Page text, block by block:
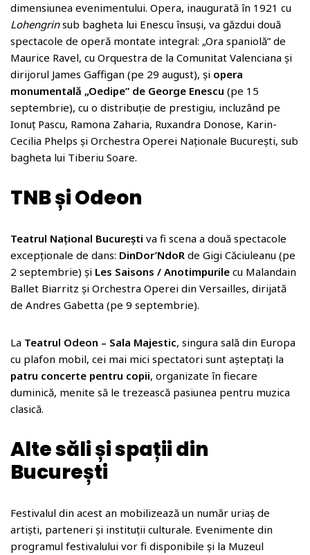
dimensiunea evenimentului. Opera, inaugurată în 1921 cu
Lohengrinsub bagheta lui Enescu însuși, va găzdui două
spectacole de operă montate integral: „Ora spaniolă” de
Maurice Ravel, cu Orquestra de la Comunitat Valenciana și
dirijorul James Gaffigan (pe 29 august), și opera
monumentală „Oedipe” de George Enescu (pe 15
septembrie), cu o distribuție de prestigiu, incluzând pe
Ionuț Pascu, Ramona Zaharia, Ruxandra Donose, Karin-
Cecilia Phelps și Orchestra Operei Naționale București, sub
bagheta lui Tiberiu Soare.
TNB și Odeon
Teatrul Național București va fi scena a două spectacole
excepționale de dans: DinDor’NdoR de Gigi Căciuleanu (pe
2 septembrie) și Les Saisons / Anotimpurile cu Malandain
Ballet Biarritz și Orchestra Operei din Versailles, dirijată
de Andres Gabetta (pe 9 septembrie).
La Teatrul Odeon – Sala Majestic, singura sală din Europa
cu plafon mobil, cei mai mici spectatori sunt așteptați la
patru concerte pentru copii, organizate în fiecare
duminică, menite să le trezească pasiunea pentru muzica
clasică.
Alte săli și spații din
București
Festivalul din acest an mobilizează un număr uriaș de
artiști, parteneri și instituții culturale. Evenimente din
programul festivalului vor fi disponibile și la Muzeul